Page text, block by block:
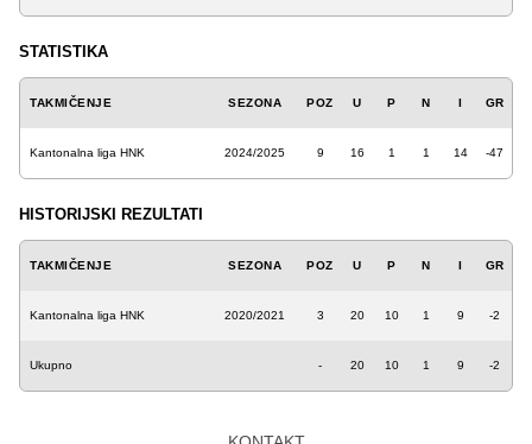
STATISTIKA
TAKMIČENJE SEZONA POZ U P N I GR
Kantonalna liga HNK 2024/2025 9 16 1 1 14 -47
HISTORIJSKI REZULTATI
TAKMIČENJE SEZONA POZ U P N I GR
Kantonalna liga HNK 2020/2021 3 20 10 1 9 -2
Ukupno - 20 10 1 9 -2